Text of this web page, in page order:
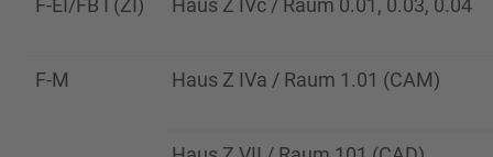
F-EI/FB I (ZI) Haus Z IVc / Raum 0.01, 0.03, 0.04
F-M Haus Z IVa / Raum 1.01 (CAM)